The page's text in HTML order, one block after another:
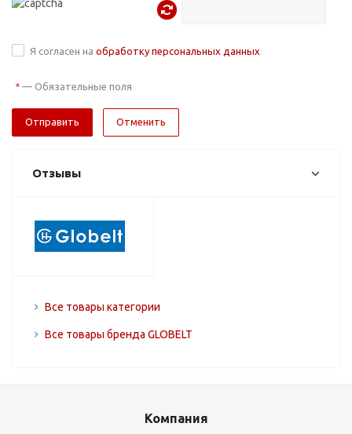
Я согласен на обработку персональных данных
* — Обязательные поля
Отменить
Отзывы
Все товары категории
Все товары бренда GLOBELT
Компания